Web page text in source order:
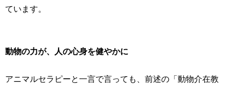
ています。
動物の力が、人の心身を健やかに
アニマルセラピーと一言で言っても、前述の「動物介在教